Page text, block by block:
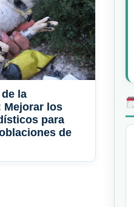
la
Mejorar los
para
de